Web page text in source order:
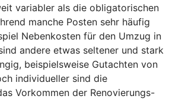
variabler als die obligatorischen
manche Posten sehr häufig
Nebenkosten für den Umzug in
andere etwas seltener und stark
beispielsweise Gutachten von
individueller sind die
Vorkommen der Renovierungs-